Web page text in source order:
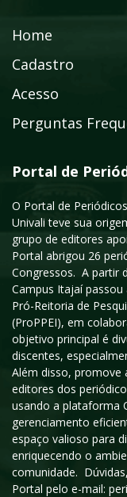
Home
Cadastro
Acesso
Perguntas
Portal de
O Portal de
Univali teve sua
grupo de editores
Portal abrigou 26
Congressos. A partir
Campus Itajaí
Pró-Reitoria de
(ProPPEI), em
objetivo principal é
discentes,
Além disso, promove
editores dos
usando a plataforma
gerenciamento
espaço valioso para
enriquecendo o
comunidade.
Portal pelo e-mail: